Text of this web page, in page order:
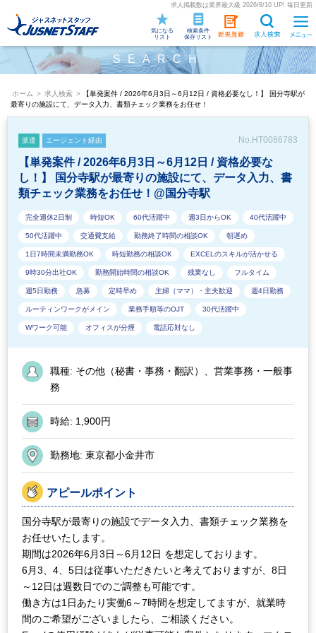
求人掲載数は業界最大級 2026/8/10 UP! 毎日更新
検索条件
保存リスト
気になる
リスト
SEARCH
ホーム > 求人検索 >
【単発案件 / 2026年6月3日～6月12日 / 資格必要なし！】 国分寺駅が
最寄りの施設にて、データ入力、書類チェック業務をお任せ！
派遣 エージェント経由 No.HT0086783
【単発案件 / 2026年6月3日～6月12日 / 資格必要な
し！】 国分寺駅が最寄りの施設にて、データ入力、書
類チェック業務をお任せ！@国分寺駅
完全週休2日制 時短OK 60代活躍中 週3日からOK 40代活躍中
50代活躍中 交通費支給 勤務終了時間の相談OK 朝遅め
1日7時間未満勤務OK 時短勤務の相談OK EXCELのスキルが活かせる
9時30分出社OK 勤務開始時間の相談OK 残業なし フルタイム
週5日勤務 急募 定時早め 主婦（ママ）・主夫歓迎 週4日勤務
ルーティンワークがメイン 業務手順等のOJT 30代活躍中
Wワーク可能 オフィスが分煙 電話応対なし
職種: その他（秘書・事務・翻訳）、営業事務・一般事
務
時給: 1,900円
勤務地: 東京都小金井市
アピールポイント
国分寺駅が最寄りの施設でデータ入力、書類チェック業務を
お任せいたします。
期間は2026年6月3日～6月12日 を想定しております。
6月3、4、5日は従事いただきたいと考えておりますが、8日
～12日は週数日でのご調整も可能です。
働き方は1日あたり実働6～7時間を想定してますが、就業時
間のご希望がございましたら、ご相談ください。